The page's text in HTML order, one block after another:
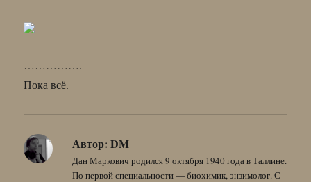
…………….
Пока всё.
Автор: DM
Дан Маркович родился 9 октября 1940 года в Таллине.
По первой специальности — биохимик, энзимолог. С